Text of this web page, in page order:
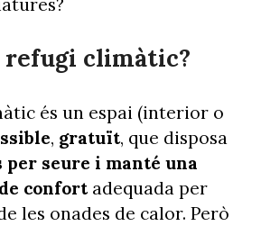
refugi climàtic?
és un espai (interior o
, gratuït, que disposa
per seure i manté una
confortadequada per
les onades de calor. Però